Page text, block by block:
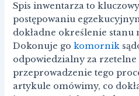
Spis inwentarza to
postępowaniu
dokładne określenie stanu
Dokonuje gokomornik
odpowiedzialny za rzetelne
przeprowadzenie tego
artykule omówimy, co